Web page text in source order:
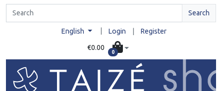
Search
English Login Register
€0.00
0